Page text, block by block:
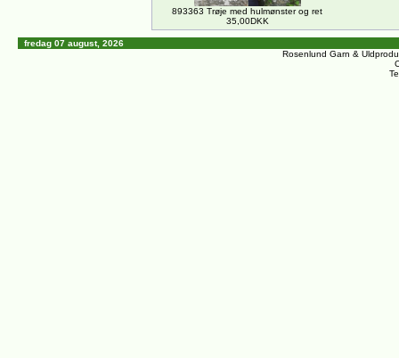
893363 Trøje med hulmønster og ret
35,00DKK
fredag 07 august, 2026
Rosenlund Garn &